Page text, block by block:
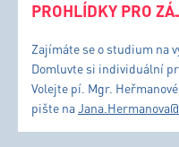
PROHLÍDKY PRO
Zajímáte se o studium na
Domluvte si individuální
Volejte pí. Mgr.
pište na